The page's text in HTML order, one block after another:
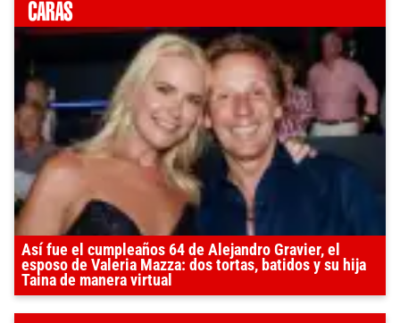
Así fue el cumpleaños 64 de Alejandro Gravier, el
esposo de Valeria Mazza: dos tortas, batidos y su hija
Taina de manera virtual